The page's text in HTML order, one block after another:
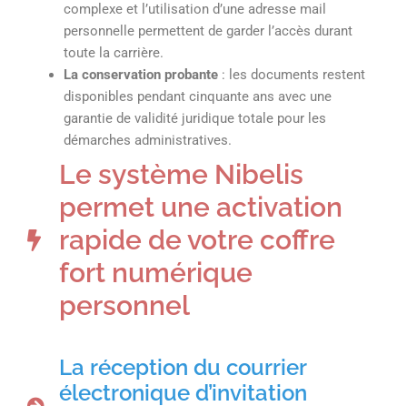
complexe et l’utilisation d’une adresse mail
personnelle permettent de garder l’accès durant
toute la carrière.
La conservation probante : les documents restent
disponibles pendant cinquante ans avec une
garantie de validité juridique totale pour les
démarches administratives.
Le système Nibelis
permet une activation
rapide de votre coffre
fort numérique
personnel
La réception du courrier
électronique d’invitation